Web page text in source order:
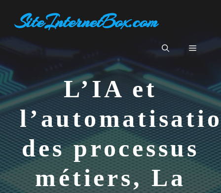
contenuSiteInternetBox.com
Menu
L’IA et
des processus
métiers, La